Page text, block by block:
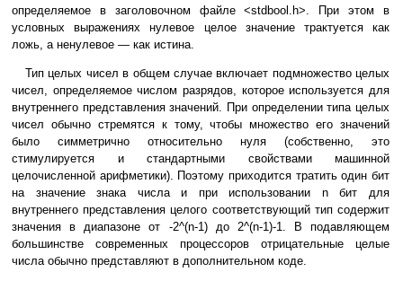
определяемое в заголовочном файле <stdbool.h>. При этом в
условных выражениях нулевое целое значение трактуется как
ложь, а ненулевое — как истина.
Тип целых чисел в общем случае включает подмножество целых
чисел, определяемое числом разрядов, которое используется для
внутреннего представления значений. При определении типа целых
чисел обычно стремятся к тому, чтобы множество его значений
было симметрично относительно нуля (собственно, это
стимулируется и стандартными свойствами машинной
целочисленной арифметики). Поэтому приходится тратить один бит
на значение знака числа и при использовании n бит для
внутреннего представления целого соответствующий тип содержит
значения в диапазоне от -2^(n-1) до 2^(n-1)-1. В подавляющем
большинстве современных процессоров отрицательные целые
числа обычно представляют в дополнительном коде.